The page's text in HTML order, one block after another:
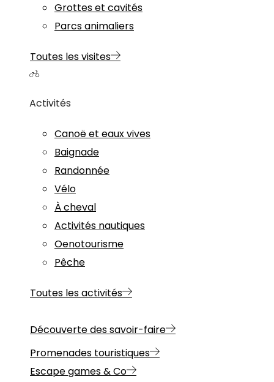
Grottes et cavités
Parcs animaliers
Toutes les visites
Activités
Canoë et eaux vives
Baignade
Randonnée
Vélo
À cheval
Activités nautiques
Oenotourisme
Pêche
Toutes les activités
Découverte des savoir-faire
Promenades touristiques
Escape games & Co